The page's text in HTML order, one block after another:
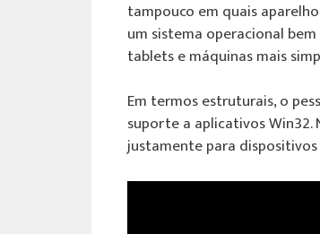
tampouco em quais
um sistema operacional
tablets e máquinas mais
Em termos estruturais, o
suporte a aplicativos
justamente para